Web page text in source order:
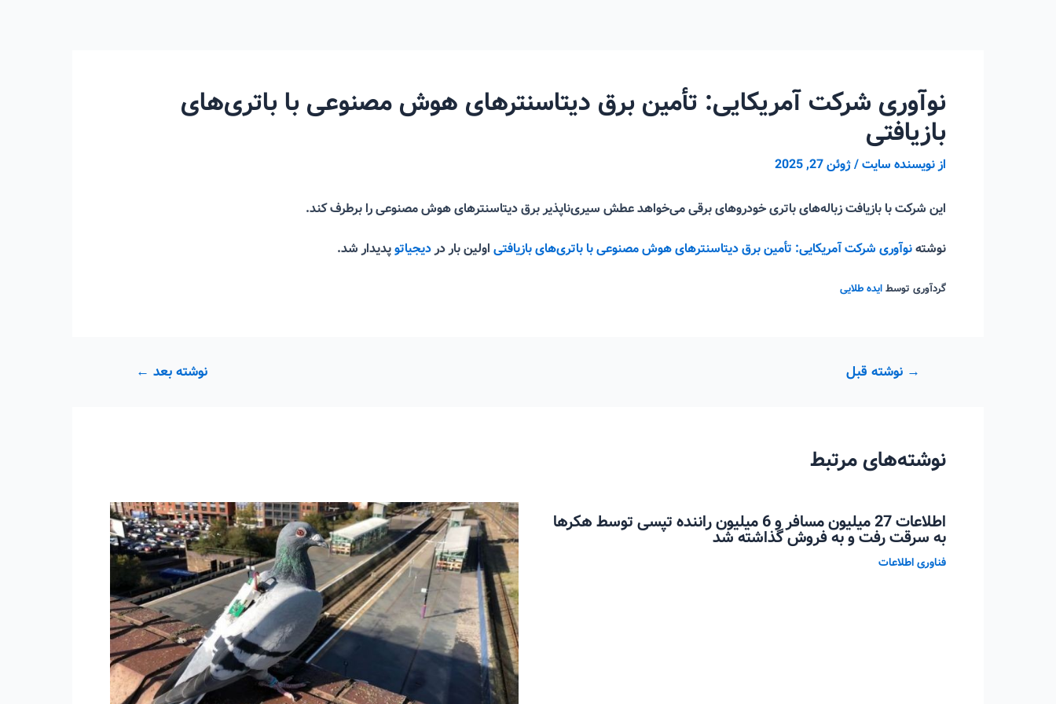
نوآوری شرکت آمریکایی: تأمین برق دیتاسنترهای هوش مصنوعی با باتری‌های
بازیافتی
ازنویسنده سایت/ژوئن 27, 2025
این شرکت با بازیافت زباله‌های باتری خودروهای برقی می‌خواهد عطش سیری‌ناپذیر برق دیتاسنترهای هوش مصنوعی را برطرف کند.
نوشتهنوآوری شرکت آمریکایی: تأمین برق دیتاسنترهای هوش مصنوعی با باتری‌های بازیافتی اولین بار دردیجیاتوپدیدار شد.
گردآوری توسط ایده طلایی
راهبری
→ نوشته قبل نوشته بعد ←
نوشته‌های مرتبط
اطلاعات 27 میلیون مسافر و 6 میلیون راننده تپسی توسط هکرها
به سرقت رفت و به فروش گذاشته شد
فناوری اطلاعات